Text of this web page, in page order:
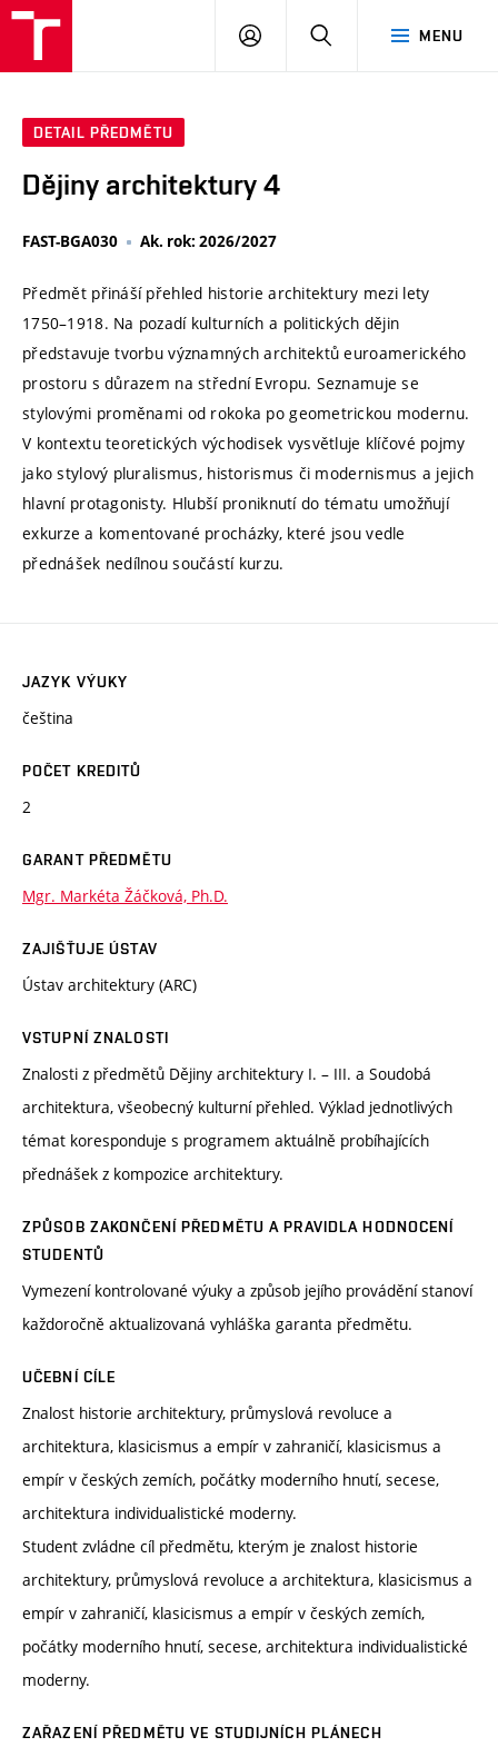
MENU
PŘIHLÁSIT
DETAIL PŘEDMĚTU
Dějiny architektury 4
FAST-BGA030 Ak. rok: 2026/2027
Předmět přináší přehled historie architektury mezi lety
1750–1918. Na pozadí kulturních a politických dějin
představuje tvorbu významných architektů euroamerického
prostoru s důrazem na střední Evropu. Seznamuje se
stylovými proměnami od rokoka po geometrickou modernu.
V kontextu teoretických východisek vysvětluje klíčové pojmy
jako stylový pluralismus, historismus či modernismus a jejich
hlavní protagonisty. Hlubší proniknutí do tématu umožňují
exkurze a komentované procházky, které jsou vedle
přednášek nedílnou součástí kurzu.
JAZYK VÝUKY
čeština
POČET KREDITŮ
2
GARANT PŘEDMĚTU
Mgr. Markéta Žáčková, Ph.D.
ZAJIŠŤUJE ÚSTAV
Ústav architektury (ARC)
VSTUPNÍ ZNALOSTI
Znalosti z předmětů Dějiny architektury I. – III. a Soudobá
architektura, všeobecný kulturní přehled. Výklad jednotlivých
témat koresponduje s programem aktuálně probíhajících
přednášek z kompozice architektury.
ZPŮSOB ZAKONČENÍ PŘEDMĚTU A PRAVIDLA HODNOCENÍ
STUDENTŮ
Vymezení kontrolované výuky a způsob jejího provádění stanoví
každoročně aktualizovaná vyhláška garanta předmětu.
UČEBNÍ CÍLE
Znalost historie architektury, průmyslová revoluce a
architektura, klasicismus a empír v zahraničí, klasicismus a
empír v českých zemích, počátky moderního hnutí, secese,
architektura individualistické moderny.
Student zvládne cíl předmětu, kterým je znalost historie
architektury, průmyslová revoluce a architektura, klasicismus a
empír v zahraničí, klasicismus a empír v českých zemích,
počátky moderního hnutí, secese, architektura individualistické
moderny.
ZAŘAZENÍ PŘEDMĚTU VE STUDIJNÍCH PLÁNECH